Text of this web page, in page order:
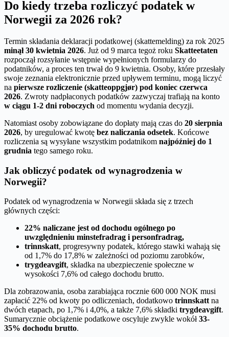
Do kiedy trzeba rozliczyć podatek w
Norwegii za 2026 rok?
Termin składania deklaracji podatkowej (skattemelding) za rok 2025
minął 30 kwietnia 2026. Już od 9 marca tegoż roku Skatteetaten
rozpoczął rozsyłanie wstępnie wypełnionych formularzy do
podatników, a proces ten trwał do 9 kwietnia. Osoby, które przesłały
swoje zeznania elektronicznie przed upływem terminu, mogą liczyć
na pierwsze rozliczenie (skatteoppgjør) pod koniec czerwca
2026. Zwroty nadpłaconych podatków zazwyczaj trafiają na konto
w ciągu 1-2 dni roboczych od momentu wydania decyzji.
Natomiast osoby zobowiązane do dopłaty mają czas do 20 sierpnia
2026, by uregulować kwotę bez naliczania odsetek. Końcowe
rozliczenia są wysyłane wszystkim podatnikom najpóźniej do 1
grudnia tego samego roku.
Jak obliczyć podatek od wynagrodzenia w
Norwegii?
Podatek od wynagrodzenia w Norwegii składa się z trzech
głównych części:
22% naliczane jest od dochodu ogólnego po
uwzględnieniu minstefradrag i personfradrag,
trinnskatt, progresywny podatek, którego stawki wahają się
od 1,7% do 17,8% w zależności od poziomu zarobków,
trygdeavgift, składka na ubezpieczenie społeczne w
wysokości 7,6% od całego dochodu brutto.
Dla zobrazowania, osoba zarabiająca rocznie 600 000 NOK musi
zapłacić 22% od kwoty po odliczeniach, dodatkowo trinnskatt na
dwóch etapach, po 1,7% i 4,0%, a także 7,6% składki trygdeavgift.
Sumarycznie obciążenie podatkowe oscyluje zwykle wokół33-
35% dochodu brutto.